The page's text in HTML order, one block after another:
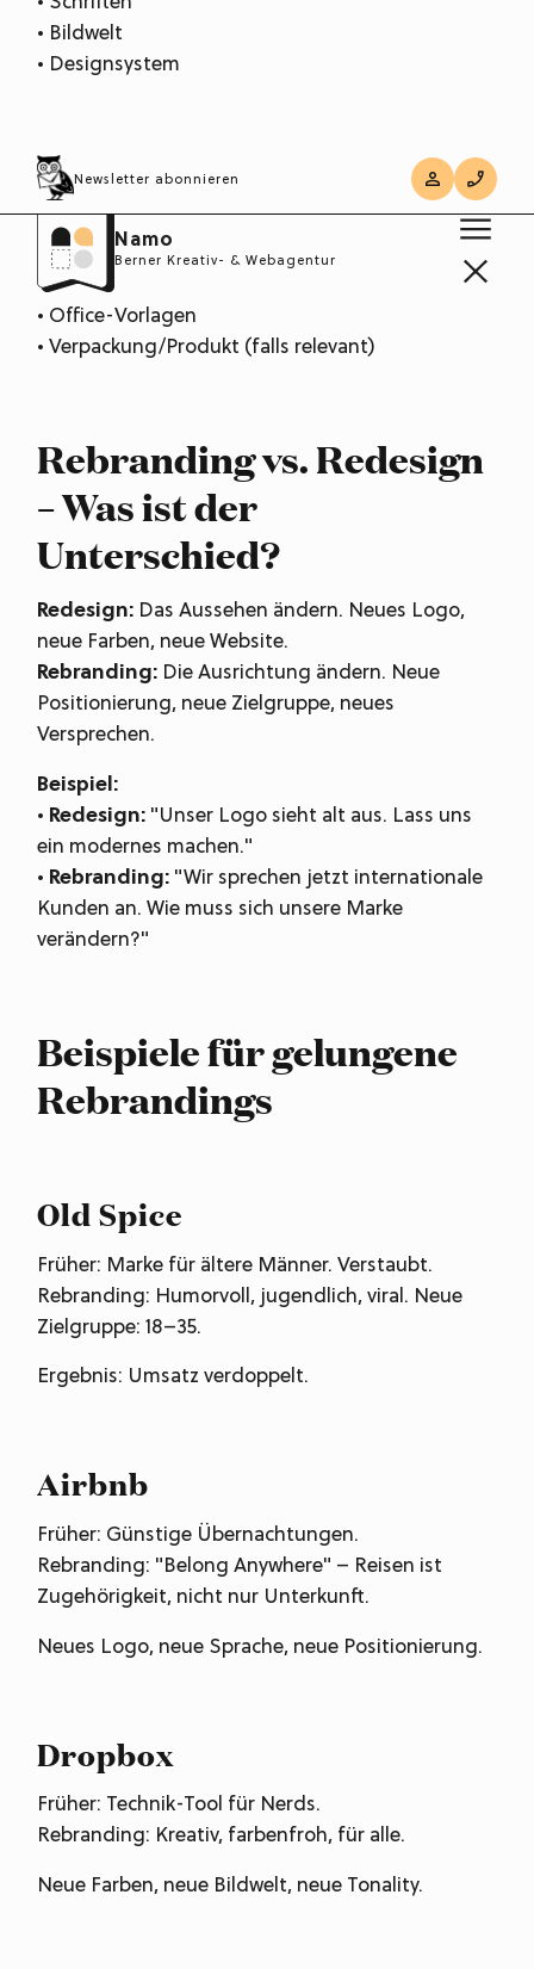
Newsletter abonnieren
Namo
Berner Kreativ- & Webagentur
• Bildwelt
• Designsystem
Umsetzung
• Website
• Social Media
• Geschäftsausstattung
• Office-Vorlagen
• Verpackung/Produkt (falls relevant)
Rebranding vs. Redesign
– Was ist der
Unterschied?
Redesign: Das Aussehen ändern. Neues Logo,
neue Farben, neue Website.
Rebranding: Die Ausrichtung ändern. Neue
Positionierung, neue Zielgruppe, neues
Versprechen.
Beispiel:
• Redesign: "Unser Logo sieht alt aus. Lass uns
ein modernes machen."
• Rebranding: "Wir sprechen jetzt internationale
Kunden an. Wie muss sich unsere Marke
verändern?"
Beispiele für gelungene
Rebrandings
Old Spice
Früher: Marke für ältere Männer. Verstaubt.
Rebranding: Humorvoll, jugendlich, viral. Neue
Zielgruppe: 18–35.
Ergebnis: Umsatz verdoppelt.
Airbnb
Früher: Günstige Übernachtungen.
Rebranding: "Belong Anywhere" – Reisen ist
Zugehörigkeit, nicht nur Unterkunft.
Neues Logo, neue Sprache, neue Positionierung.
Dropbox
Früher: Technik-Tool für Nerds.
Rebranding: Kreativ, farbenfroh, für alle.
Neue Farben, neue Bildwelt, neue Tonality.